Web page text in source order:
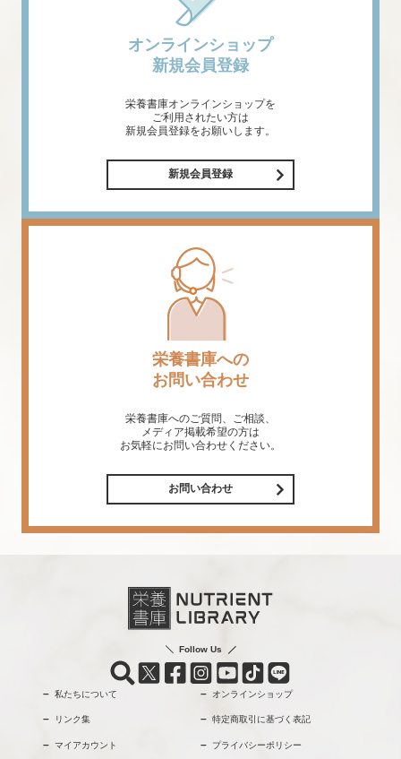
オンラインショップ
新規会員登録
栄養書庫オンラインショップを
ご利用されたい方は
新規会員登録をお願いします。
新規会員登録
栄養書庫への
お問い合わせ
栄養書庫へのご質問、ご相談、
メディア掲載希望の方は
お気軽にお問い合わせください。
お問い合わせ
Follow Us
私たちについて オンラインショップ
リンク集 特定商取引に基づく表記
マイアカウント プライバシーポリシー